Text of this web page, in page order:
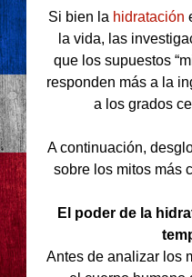
Si bien la hidratación
la vida, las
que los supuestos
responden más a la
a los grados
A continuación,
sobre los mitos más
El poder de la
Antes de analizar los